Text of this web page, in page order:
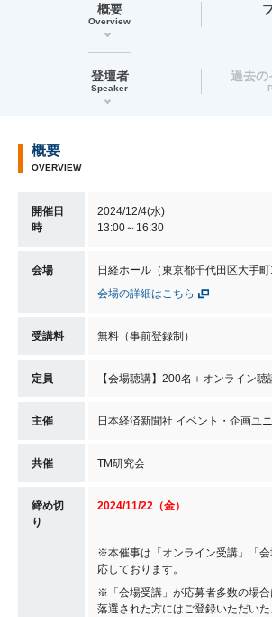
概要
Overview
登壇者
Speaker
過去の
概要
OVERVIEW
開催日
時
2024/12/4(水)
13:00～16:30
会場
日経ホール（東京都千代田区大手町
会場の詳細はこちら
受講料 無料（事前登録制）
定員 【会場聴講】200名＋オンライン聴
主催 日本経済新聞社 イベント・企画ユ
共催 TM研究会
締め切
り
2024/11/22（金）
※本催事は「オンライン受講」「
応しております。
※「会場受講」が応募者多数の場合
落選された方にはご登録いただい